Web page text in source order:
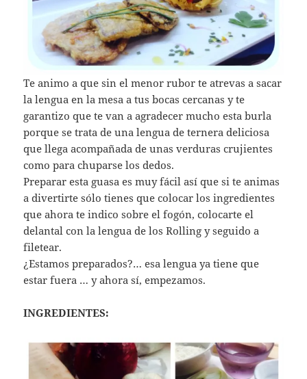
Te animo a que sin el menor rubor te atrevas a sacar
la lengua en la mesa a tus bocas cercanas y te
garantizo que te van a agradecer mucho esta burla
porque se trata de una lengua de ternera deliciosa
que llega acompañada de unas verduras crujientes
como para chuparse los dedos.
Preparar esta guasa es muy fácil así que si te animas
a divertirte sólo tienes que colocar los ingredientes
que ahora te indico sobre el fogón, colocarte el
delantal con la lengua de los Rolling y seguido a
filetear.
¿Estamos preparados?… esa lengua ya tiene que
estar fuera … y ahora sí, empezamos.
INGREDIENTES: